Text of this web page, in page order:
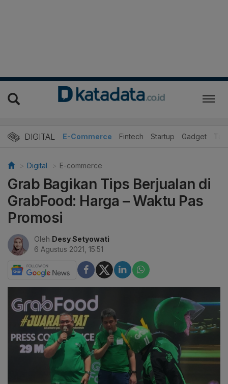
DIGITAL E-Commerce Fintech Startup Gadget
Digital E-commerce
Grab Bagikan Tips Berjualan di
GrabFood: Harga – Waktu Pas
Promosi
Oleh Desy Setyowati
6 Agustus 2021, 15:51